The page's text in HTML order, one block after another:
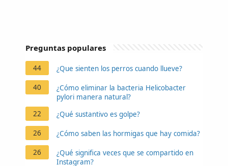
Preguntas populares
44 ¿Que sienten los perros cuando llueve?
40
¿Cómo eliminar la bacteria Helicobacter
pylori manera natural?
22
¿Qué sustantivo es golpe?
26 ¿Cómo saben las hormigas que hay comida?
26
¿Qué significa veces que se compartido en
Instagram?